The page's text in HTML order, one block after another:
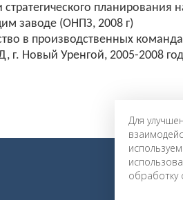
планирования
заводе (ОНПЗ, 2008 г)
в производственных
г. Новый Уренгой, 2005-2008
Для
обработку